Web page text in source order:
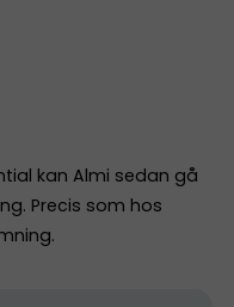
kan Almi sedan gå
Precis som hos